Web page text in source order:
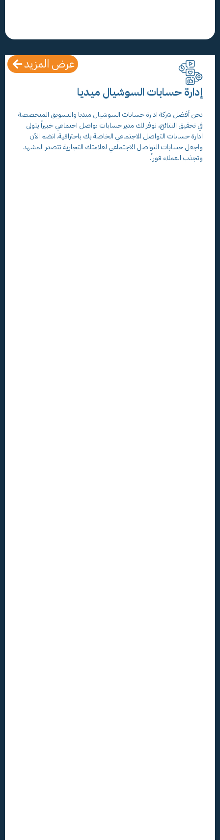
عرض المزيد
إدارة حسابات السوشيال ميديا
نحن أفضل شركة ادارة حسابات السوشيال ميديا والتسويق المتخصصة
في تحقيق النتائج، نوفر لك مدير حسابات تواصل اجتماعي خبيراً يتولى
ادارة حسابات التواصل الاجتماعي الخاصة بك باحترافية. انضم الآن
واجعل حسابات التواصل الاجتماعي لعلامتك التجارية تتصدر المشهد
وتجذب العملاء فوراً.